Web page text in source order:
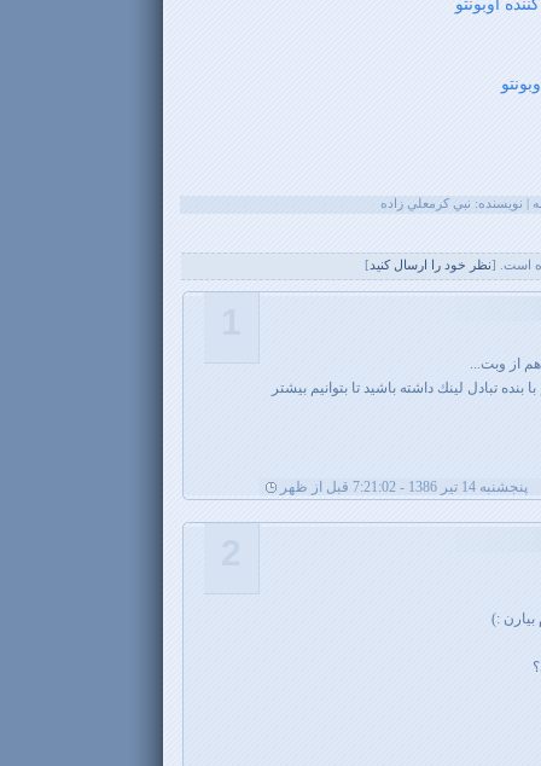
است. [نظر خود را ارسال کنيد ]
از وبت...
تبادل لينك داشته باشيد تا بتوانيم بيشتر
پنجشنبه 14 تیر 1386 - 7:21:02 قبل از ظهر
:)